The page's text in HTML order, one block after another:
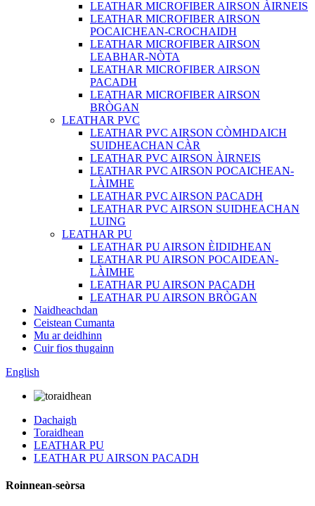
LEATHAR MICROFIBER AIRSON ÀIRNEIS
LEATHAR MICROFIBER AIRSON
POCAICHEAN-CROCHAIDH
LEATHAR MICROFIBER AIRSON
LEABHAR-NÒTA
LEATHAR MICROFIBER AIRSON
PACADH
LEATHAR MICROFIBER AIRSON
BRÒGAN
LEATHAR PVC
LEATHAR PVC AIRSON CÒMHDAICH
SUIDHEACHAN CÀR
LEATHAR PVC AIRSON ÀIRNEIS
LEATHAR PVC AIRSON POCAICHEAN-
LÀIMHE
LEATHAR PVC AIRSON PACADH
LEATHAR PVC AIRSON SUIDHEACHAN
LUING
LEATHAR PU
LEATHAR PU AIRSON ÈIDIDHEAN
LEATHAR PU AIRSON POCAIDEAN-
LÀIMHE
LEATHAR PU AIRSON PACADH
LEATHAR PU AIRSON BRÒGAN
Naidheachdan
Ceistean Cumanta
Mu ar deidhinn
Cuir fios thugainn
English
Dachaigh
Toraidhean
LEATHAR PU
LEATHAR PU AIRSON PACADH
Roinnean-seòrsa